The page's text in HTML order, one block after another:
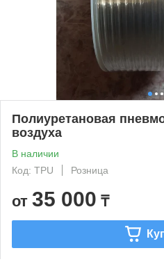
Полиуретановая
воздуха
В наличии
Код: TPU
Розница
от 35 000 ₸